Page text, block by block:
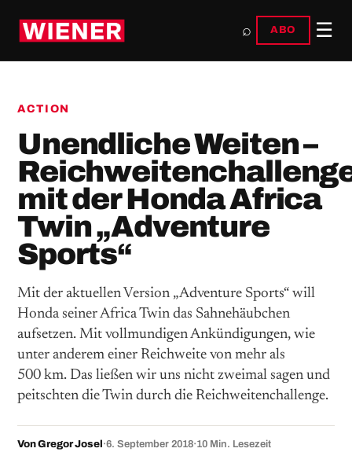
⌕ ABO ☰
ACTION
Unendliche Weiten –
mit der Honda Africa
Twin „Adventure
Sports“
Mit der aktuellen Version „Adventure Sports“ will
Honda seiner Africa Twin das Sahnehäubchen
aufsetzen. Mit vollmundigen Ankündigungen, wie
unter anderem einer Reichweite von mehr als
500 km. Das ließen wir uns nicht zweimal sagen und
peitschten die Twin durch die Reichweitenchallenge.
Von Gregor Josel ·6. September 2018·10 Min. Lesezeit